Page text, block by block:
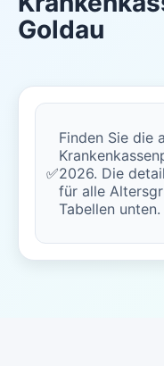
Goldau
✅
Finden Sie die
2026. Die
für alle
Tabellen unten.